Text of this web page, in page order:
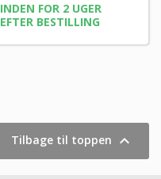
INDEN FOR 2 UGER
EFTER BESTILLING
Tilbage til toppen 